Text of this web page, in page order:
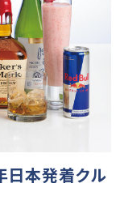
日本発着クル